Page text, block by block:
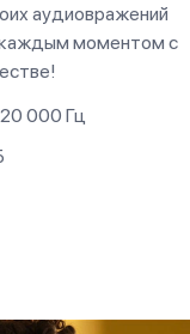
аудиовражений
каждым моментом с
000 Гц